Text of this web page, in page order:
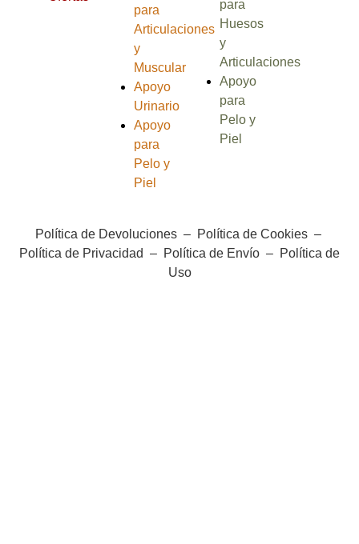
para
Articulaciones
y
Muscular
Apoyo
Urinario
Apoyo
para
Pelo y
Piel
para
Huesos
y
Articulaciones
Apoyo
para
Pelo y
Piel
Política de Devoluciones– Política de Cookies–
Política de Privacidad – Política de Envío – Política de
Uso